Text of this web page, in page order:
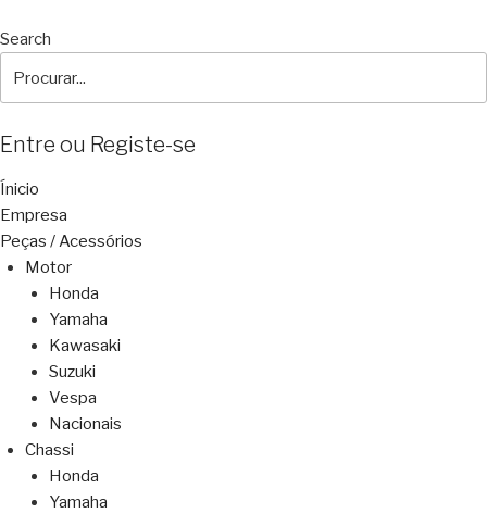
Search
Entre ou Registe-se
Ínicio
Empresa
Peças / Acessórios
Motor
Honda
Yamaha
Kawasaki
Suzuki
Vespa
Nacionais
Chassi
Honda
Yamaha